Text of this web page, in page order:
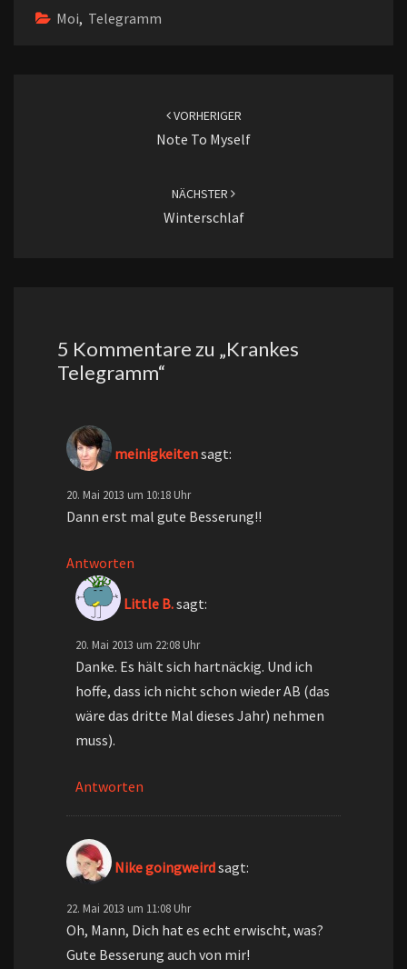
Moi, Telegramm
VORHERIGER
Note To Myself
NÄCHSTER
Winterschlaf
5 Kommentare zu „Krankes
Telegramm“
meinigkeitensagt:
20. Mai 2013 um 10:18 Uhr
Dann erst mal gute Besserung!!
Antworten
Little B.sagt:
20. Mai 2013 um 22:08 Uhr
Danke. Es hält sich hartnäckig. Und ich
hoffe, dass ich nicht schon wieder AB (das
wäre das dritte Mal dieses Jahr) nehmen
muss).
Antworten
Nike goingweirdsagt:
22. Mai 2013 um 11:08 Uhr
Oh, Mann, Dich hat es echt erwischt, was?
Gute Besserung auch von mir!